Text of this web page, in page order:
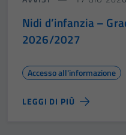
Nidi d’infanzia –
2026/2027
Accesso all'informazione
LEGGI DI PIÙ